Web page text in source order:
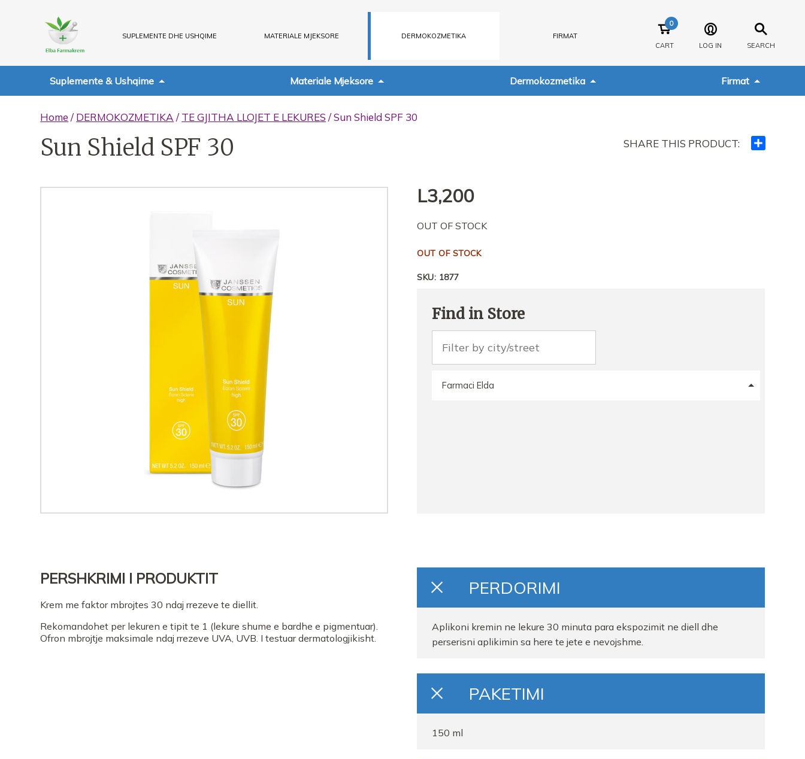
SUPLEMENTE DHE USHQIME MATERIALE MJEKSORE DERMOKOZMETIKA
FIRMAT
CART
0
LOG IN SEARCH
Suplemente & Ushqime Materiale Mjeksore Dermokozmetika Firmat
Home / DERMOKOZMETIKA / TE GJITHA LLOJET E LEKURES / Sun Shield SPF 30
Sun Shield SPF 30 SHARE THIS PRODUCT:
L3,200
OUT OF STOCK
OUT OF STOCK
SKU: 1877
Find in Store
Farmaci Elda
PERSHKRIMI I PRODUKTIT
Krem me faktor mbrojtes 30 ndaj rrezeve te diellit.
Rekomandohet per lekuren e tipit te 1 (lekure shume e bardhe e pigmentuar).
Ofron mbrojtje maksimale ndaj rrezeve UVA, UVB. I testuar dermatologjikisht.
PERDORIMI
Aplikoni kremin ne lekure 30 minuta para ekspozimit ne diell dhe
perserisni aplikimin sa here te jete e nevojshme.
PAKETIMI
150 ml